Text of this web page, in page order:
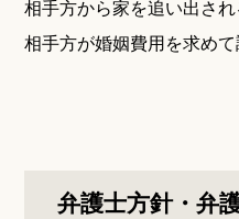
相手方から家を追い出さ
相手方が婚姻費用を求めて
弁護士方針・弁